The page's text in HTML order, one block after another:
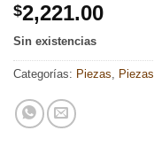
$2,221.00
Sin existencias
Categorías: Piezas, Piezas